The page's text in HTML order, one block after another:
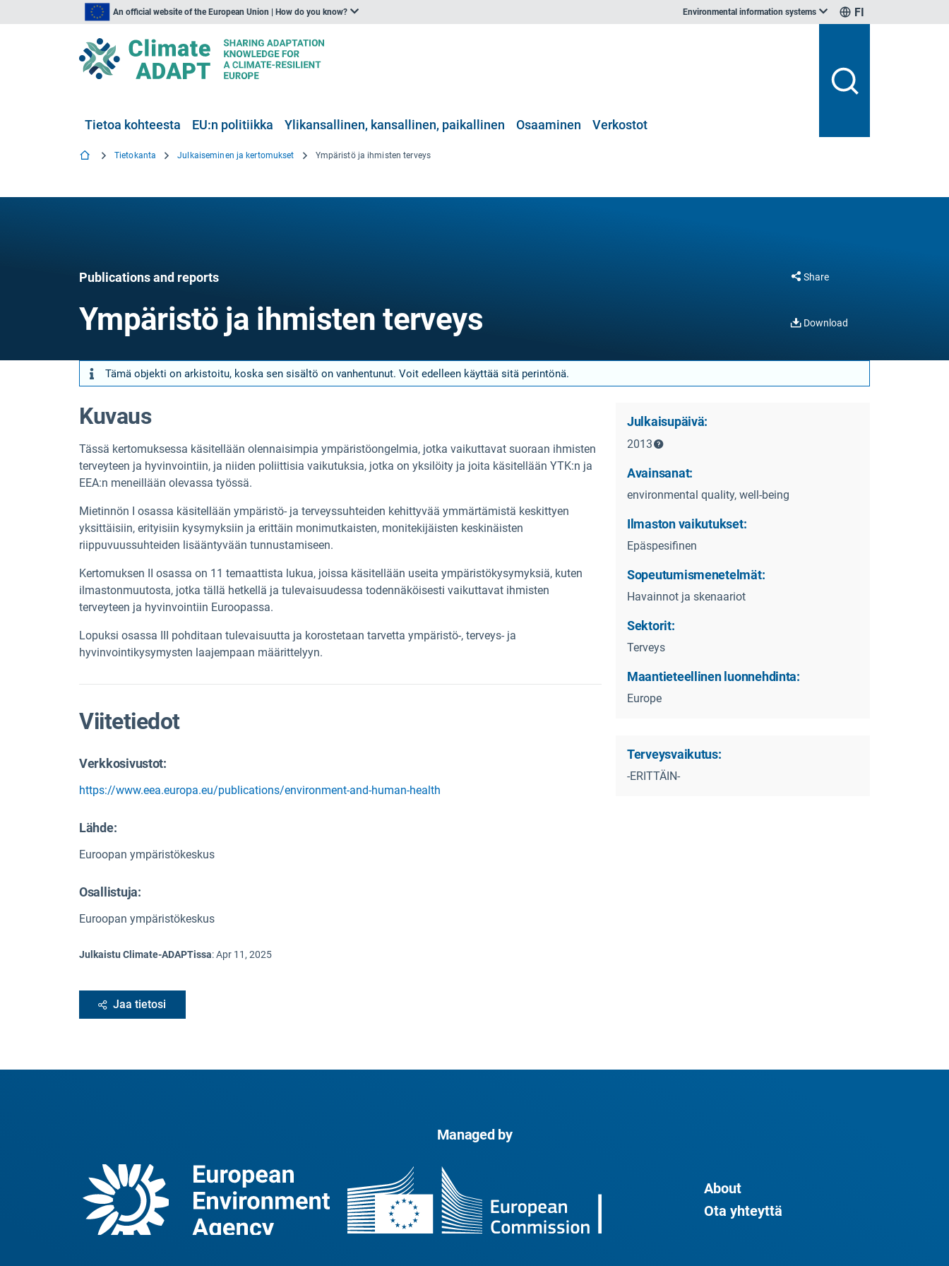
An official website of the European Union | How do you know? Environmental information systems FI
Tietoa kohteesta EU:n politiikka Ylikansallinen, kansallinen, paikallinen Osaaminen Verkostot
Tietokanta Julkaiseminen ja kertomukset Ympäristö ja ihmisten terveys
Publications and reports
Ympäristö ja ihmisten terveys
Share
Download
Tämä objekti on arkistoitu, koska sen sisältö on vanhentunut. Voit edelleen käyttää sitä perintönä.
Kuvaus
Tässä kertomuksessa käsitellään olennaisimpia ympäristöongelmia, jotka vaikuttavat suoraan ihmisten
terveyteen ja hyvinvointiin, ja niiden poliittisia vaikutuksia, jotka on yksilöity ja joita käsitellään YTK:n ja
EEA:n meneillään olevassa työssä.
Mietinnön I osassa käsitellään ympäristö- ja terveyssuhteiden kehittyvää ymmärtämistä keskittyen
yksittäisiin, erityisiin kysymyksiin ja erittäin monimutkaisten, monitekijäisten keskinäisten
riippuvuussuhteiden lisääntyvään tunnustamiseen.
Kertomuksen II osassa on 11 temaattista lukua, joissa käsitellään useita ympäristökysymyksiä, kuten
ilmastonmuutosta, jotka tällä hetkellä ja tulevaisuudessa todennäköisesti vaikuttavat ihmisten
terveyteen ja hyvinvointiin Euroopassa.
Lopuksi osassa III pohditaan tulevaisuutta ja korostetaan tarvetta ympäristö-, terveys- ja
hyvinvointikysymysten laajempaan määrittelyyn.
Viitetiedot
Verkkosivustot:
https://www.eea.europa.eu/publications/environment-and-human-health
Lähde:
Euroopan ympäristökeskus
Osallistuja:
Euroopan ympäristökeskus
Julkaistu Climate-ADAPTissa:Apr 11, 2025
Jaa tietosi
Julkaisupäivä:
2013
Avainsanat:
environmental quality, well-being
Ilmaston vaikutukset:
Epäspesifinen
Sopeutumismenetelmät:
Havainnot ja skenaariot
Sektorit:
Terveys
Maantieteellinen luonnehdinta:
Europe
Terveysvaikutus:
-ERITTÄIN-
Managed by
About
Ota yhteyttä